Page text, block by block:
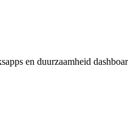
en duurzaamheid